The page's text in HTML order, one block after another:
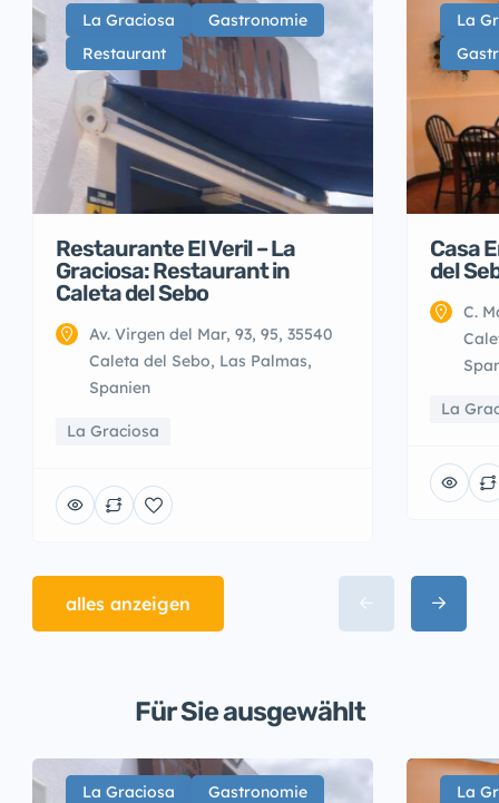
La Graciosa
Gastronomie
Restaurant
Restaurante El Veril – La
Graciosa: Restaurant in
Caleta del Sebo
Av. Virgen del Mar, 93, 95, 35540
Caleta del Sebo, Las Palmas,
Spanien
La Graciosa
La
Casa
del
C.
La
alles anzeigen
Für Sie ausgewählt
La Graciosa
Gastronomie
La